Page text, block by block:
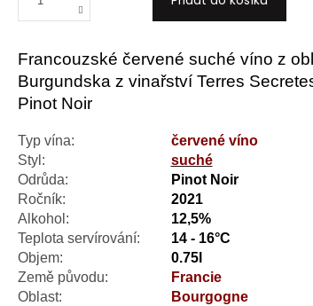
Francouzské červené suché víno z
Burgundska z vinařství Terres
Pinot Noir
Typ vína:
červené víno
Styl:
suché
Odrůda:
Pinot Noir
Ročník:
2021
Alkohol:
12,5%
Teplota servírování:
14 - 16°C
Objem:
0.75l
Země původu:
Francie
Oblast:
Bourgogne